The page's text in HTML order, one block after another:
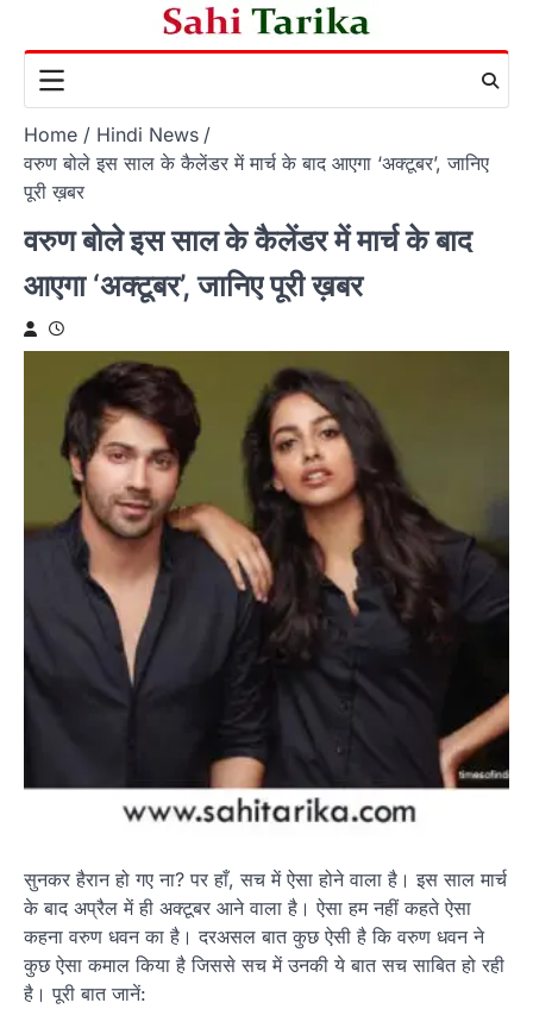
content
Home
Hindi News
वरुण बोले इस साल के कैलेंडर में मार्च के बाद आएगा ‘अक्टूबर’, जानिए
पूरी ख़बर
वरुण बोले इस साल के कैलेंडर में मार्च के बाद
आएगा ‘अक्टूबर’, जानिए पूरी ख़बर
सुनकर हैरान हो गए ना? पर हाँ, सच में ऐसा होने वाला है। इस साल मार्च
के बाद अप्रैल में ही अक्टूबर आने वाला है। ऐसा हम नहीं कहते ऐसा
कहना वरुण धवन का है। दरअसल बात कुछ ऐसी है कि वरुण धवन ने
कुछ ऐसा कमाल किया है जिससे सच में उनकी ये बात सच साबित हो रही
है। पूरी बात जानें: